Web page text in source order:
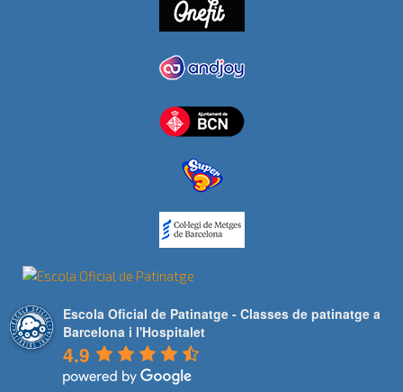
Escola Oficial de Patinatge - Classes de patinatge a
Barcelona i l'Hospitalet
4.9